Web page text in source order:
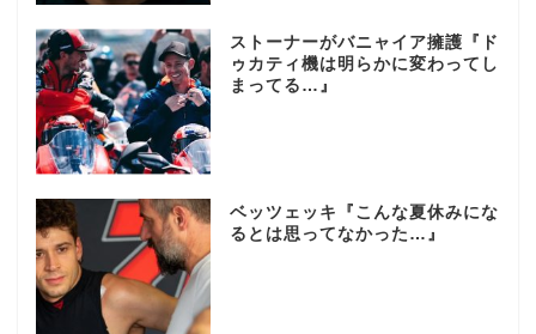
ストーナーがバニャイア擁護『ド
ゥカティ機は明らかに変わってし
まってる…』
ベッツェッキ『こんな夏休みにな
るとは思ってなかった…』